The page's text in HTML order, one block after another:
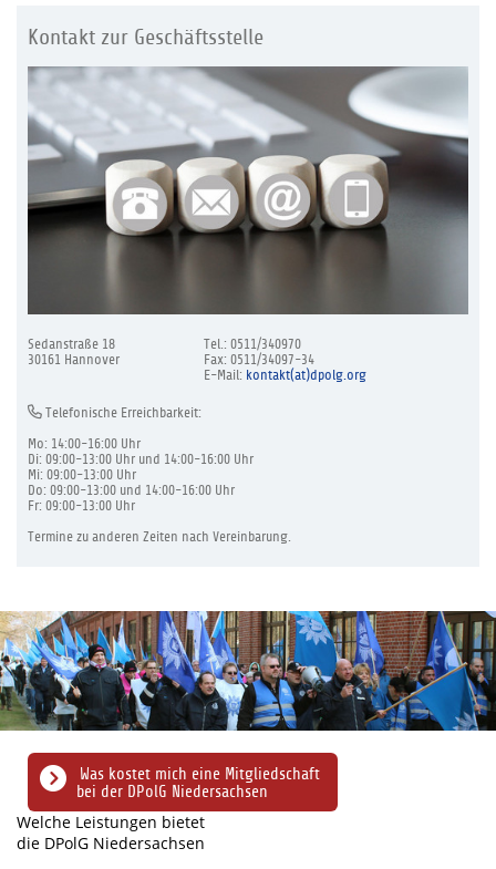
Kontakt zur Geschäftsstelle
Sedanstraße 18
30161 Hannover
Tel.: 0511/340970
Fax: 0511/34097-34
E-Mail: kontakt(at)dpolg.org
Telefonische Erreichbarkeit:
Mo: 14:00-16:00 Uhr
Di: 09:00-13:00 Uhr und 14:00-16:00 Uhr
Mi: 09:00-13:00 Uhr
Do: 09:00-13:00 und 14:00-16:00 Uhr
Fr: 09:00-13:00 Uhr
Termine zu anderen Zeiten nach Vereinbarung.
Was kostet mich eine Mitgliedschaft
bei der DPolG Niedersachsen
Welche Leistungen bietet
die DPolG Niedersachsen